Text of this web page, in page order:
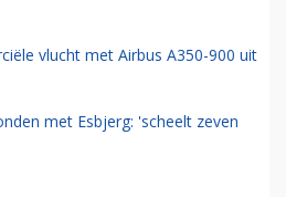
vlucht met Airbus A350-900 uit
met Esbjerg: 'scheelt zeven